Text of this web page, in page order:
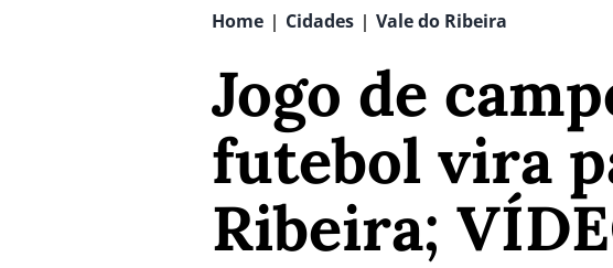
Home | Cidades | Vale do Ribeira
Jogo de
futebol vira
Ribeira;